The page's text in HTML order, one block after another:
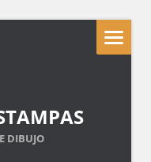
DIBUJO